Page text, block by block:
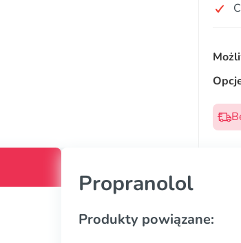
Propranolol
Produkty powiązane: